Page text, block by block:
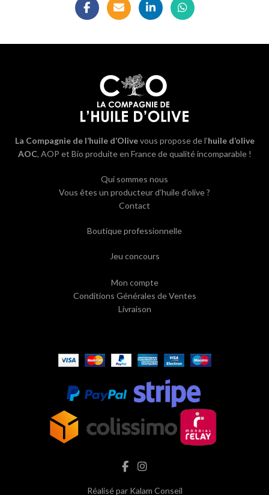
La Compagnie de l’huile d’Olivevous propose de l’huile d’olive
AOC, AOP et Bio produite en France de qualité incomparable !
Qui sommes nous
Vous êtes un producteur d’huile d’olive ?
Contact
Boutique professionnelle
Jeu concours
Mon compte
Conditions Générales de Ventes
Livraison
Réalisé par Kalam Conseil